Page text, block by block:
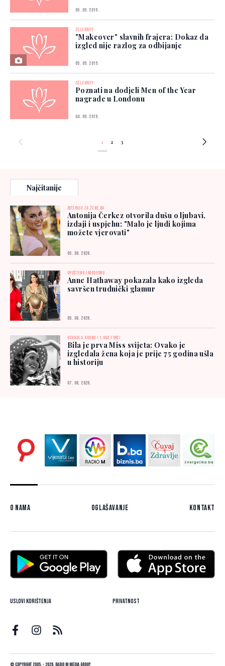
05. 09. 2019.
CELEBRITY
"Makeover" slavnih frajera: Dokaz da
izgled nije razlog za odbijanje
05. 09. 2019.
CELEBRITY
Poznati na dodjeli Men of the Year
nagrade u Londonu
04. 09. 2019.
1 2 3
Najčitanije
INTERVJU ZA ŽENE.BA
Antonija Čerkez otvorila dušu o ljubavi,
izdaji i uspjehu: "Malo je ljudi kojima
možete vjerovati"
05. 08. 2026.
OPUŠTENO I MODERNO
Anne Hathaway pokazala kako izgleda
savršen trudnički glamur
05. 08. 2026.
OSVOJILA KRUNU I 1.000 FUNTI
Bila je prva Miss svijeta: Ovako je
izgledala žena koja je prije 75 godina ušla
u historiju
07. 08. 2026.
O nama Oglašavanje Kontakt
Uslovi korištenja Privatnost
© Copyright 2005. - 2026. Radio M Media Group.